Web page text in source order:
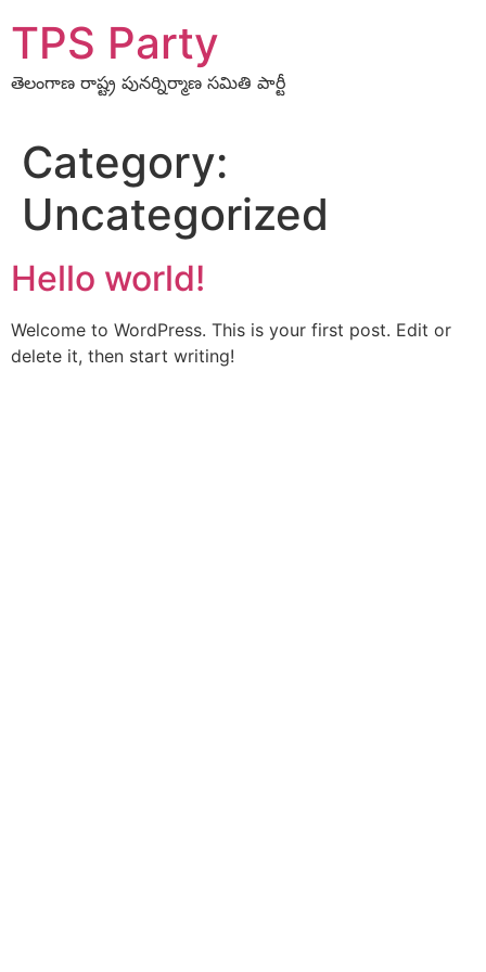
to
content
TPS Party
తెలంగాణ రాష్ట్ర పునర్నిర్మాణ సమితి పార్టీ
Category:
Uncategorized
Hello world!
Welcome to WordPress. This is your first post. Edit or
delete it, then start writing!